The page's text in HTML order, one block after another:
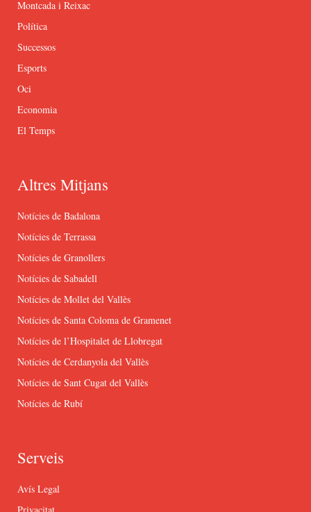
Montcada i Reixac
Política
Successos
Esports
Oci
Economia
El Temps
Altres Mitjans
Notícies de Badalona
Notícies de Terrassa
Notícies de Granollers
Notícies de Sabadell
Notícies de Mollet del Vallès
Notícies de Santa Coloma de Gramenet
Notícies de l’Hospitalet de Llobregat
Notícies de Cerdanyola del Vallès
Notícies de Sant Cugat del Vallès
Notícies de Rubí
Serveis
Avís Legal